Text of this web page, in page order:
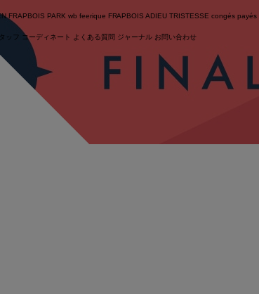
FRAPBOIS PARK wb feerique FRAPBOIS ADIEU TRISTESSE congés payés
ッフ コーディネート よくある質問 ジャーナル お問い合わせ